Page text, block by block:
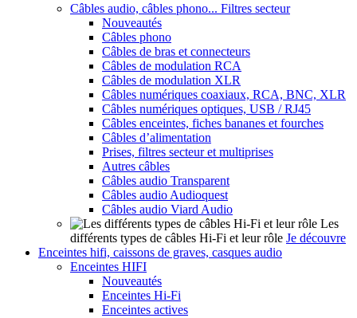
Câbles audio, câbles phono... Filtres secteur
Nouveautés
Câbles phono
Câbles de bras et connecteurs
Câbles de modulation RCA
Câbles de modulation XLR
Câbles numériques coaxiaux, RCA, BNC, XLR
Câbles numériques optiques, USB / RJ45
Câbles enceintes, fiches bananes et fourches
Câbles d’alimentation
Prises, filtres secteur et multiprises
Autres câbles
Câbles audio Transparent
Câbles audio Audioquest
Câbles audio Viard Audio
Les
différents types de câbles Hi-Fi et leur rôle Je découvre
Enceintes hifi, caissons de graves, casques audio
Enceintes HIFI
Nouveautés
Enceintes Hi-Fi
Enceintes actives